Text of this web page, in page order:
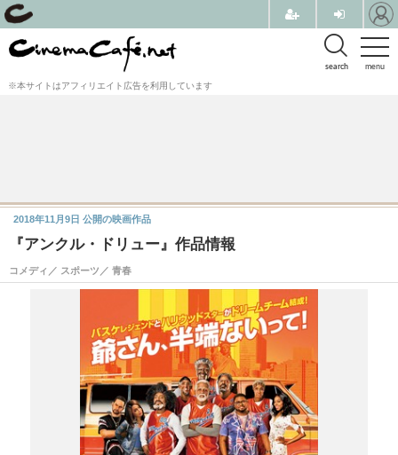
menu
search
※本サイトはアフィリエイト広告を利用しています
『アンクル・ドリュー』作品情報
コメディ／ スポーツ／ 青春
2018年11月9日 公開の映画作品